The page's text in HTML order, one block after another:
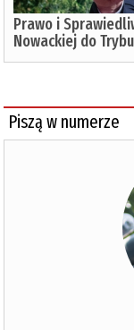
Prawo i
Nowackiej do
Piszą w numerze